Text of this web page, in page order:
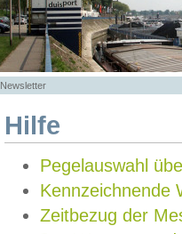
Newsletter
Hilfe
Pegelauswahl
Kennzeichnende
Zeitbezug der